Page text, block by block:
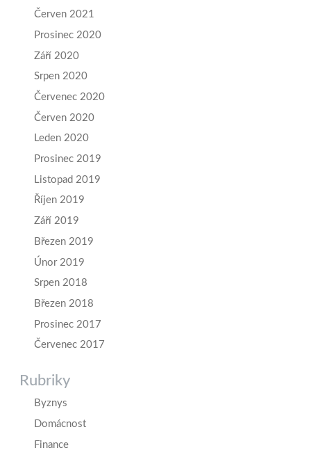
Červen 2021
Prosinec 2020
Září 2020
Srpen 2020
Červenec 2020
Červen 2020
Leden 2020
Prosinec 2019
Listopad 2019
Říjen 2019
Září 2019
Březen 2019
Únor 2019
Srpen 2018
Březen 2018
Prosinec 2017
Červenec 2017
Rubriky
Byznys
Domácnost
Finance